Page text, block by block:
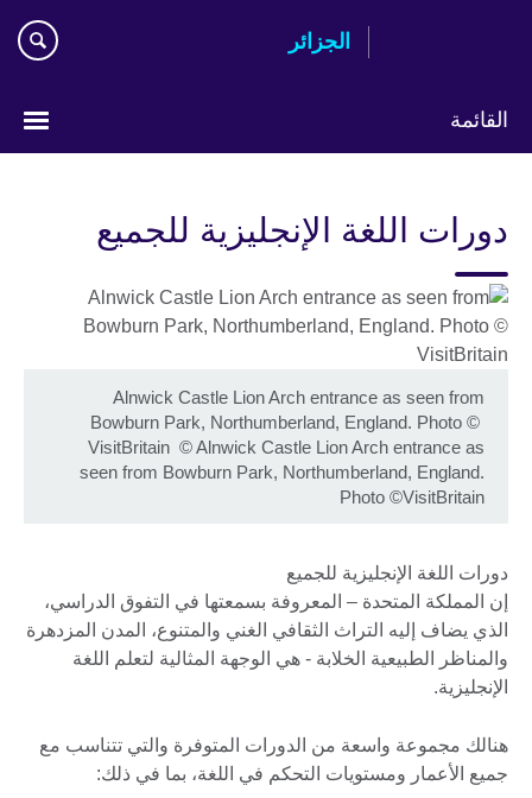
الجزائر
القائمة
language
دورات اللغة الإنجليزية للجميع
Alnwick Castle Lion Arch entrance as seen from
Bowburn Park, Northumberland, England. Photo ©
VisitBritain ©Alnwick Castle Lion Arch entrance as
seen from Bowburn Park, Northumberland, England.
Photo ©VisitBritain
دورات اللغة الإنجليزية للجميع
إن المملكة المتحدة – المعروفة بسمعتها في التفوق الدراسي،
الذي يضاف إليه التراث الثقافي الغني والمتنوع، المدن المزدهرة
والمناظر الطبيعية الخلابة - هي الوجهة المثالية لتعلم اللغة
الإنجليزية.
هنالك مجموعة واسعة من الدورات المتوفرة والتي تتناسب مع
جميع الأعمار ومستويات التحكم في اللغة، بما في ذلك: